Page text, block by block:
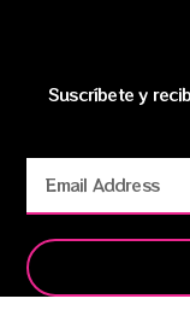
Suscríbete y